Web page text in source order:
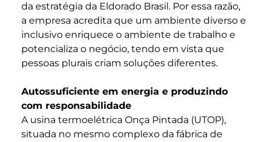
da estratégia da Eldorado Brasil. Por essa razão,
a empresa acredita que um ambiente diverso e
inclusivo enriquece o ambiente de trabalho e
potencializa o negócio, tendo em vista que
pessoas plurais criam soluções diferentes.
Autossuficiente em energia e produzindo
com responsabilidade
A usina termoelétrica Onça Pintada (UTOP),
situada no mesmo complexo da fábrica de